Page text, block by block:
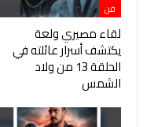
فن
لقاء مصيري ولعة
يكتشف أسرار عائلته في
الحلقة 13 من ولاد
الشمس